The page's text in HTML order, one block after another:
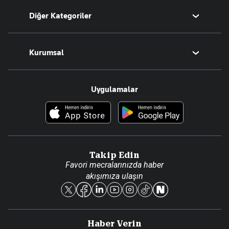
Tüm Yazarlar
Diğer Kategoriler
Magazin
Teknoloji
Resmî Ilanlar
Foto Haber
Kurumsal
Hakkımızda
Künye
Reklam Ver
Uygulamalar
Takip Edin
Favori mecralarınızda haber
akışımıza ulaşın
Haber Verin